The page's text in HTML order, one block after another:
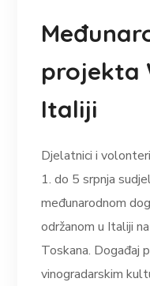
projekta
Italiji
Djelatnici i
1. do 5 srpnja
međunarodnom
održanom u Italiji
Toskana. Događaj
vinogradarskim